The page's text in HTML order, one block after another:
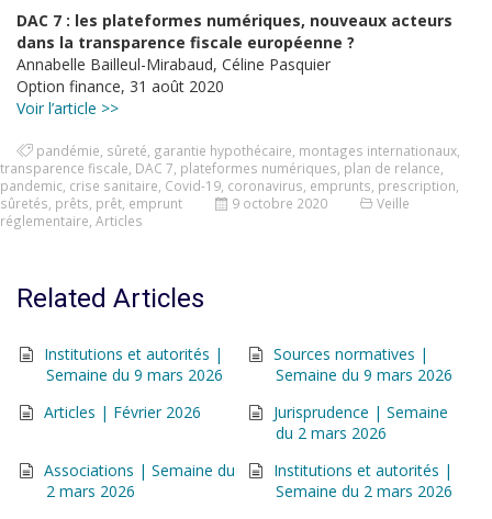
DAC 7 : les plateformes numériques, nouveaux acteurs
dans la transparence fiscale européenne ?
Annabelle Bailleul-Mirabaud, Céline Pasquier
Option finance, 31 août 2020
Voir l’article >>
pandémie sûreté garantie hypothécaire montages internationaux
transparence fiscale DAC 7 plateformes numériques plan de relance
pandemic crise sanitaire Covid-19 coronavirus emprunts prescription
sûretés prêts prêt emprunt 9 octobre 2020
Veille
réglementaire Articles
Related Articles
Institutions et autorités |
Semaine du 9 mars 2026
Sources normatives |
Semaine du 9 mars 2026
Articles | Février 2026
Jurisprudence | Semaine
du 2 mars 2026
Associations | Semaine du
2 mars 2026
Institutions et autorités |
Semaine du 2 mars 2026